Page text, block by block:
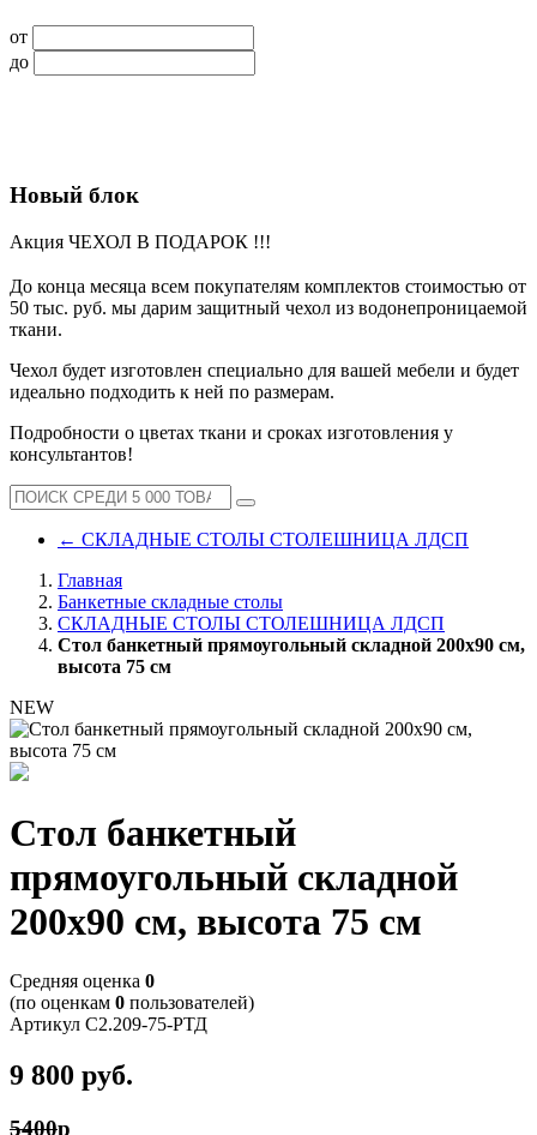
от
до
Новый блок
Акция ЧЕХОЛ В ПОДАРОК !!!
До конца месяца всем покупателям комплектов стоимостью от
50 тыс. руб. мы дарим защитный чехол из водонепроницаемой
ткани.
Чехол будет изготовлен специально для вашей мебели и будет
идеально подходить к ней по размерам.
Подробности о цветах ткани и сроках изготовления у
консультантов!
← СКЛАДНЫЕ СТОЛЫ СТОЛЕШНИЦА ЛДСП
Главная
Банкетные складные столы
СКЛАДНЫЕ СТОЛЫ СТОЛЕШНИЦА ЛДСП
Стол банкетный прямоугольный складной 200х90 см,
высота 75 см
NEW
Стол банкетный
прямоугольный складной
200х90 см, высота 75 см
Cредняя оценка 0
(по оценкам 0 пользователей)
Артикул С2.209-75-РТД
9 800 руб.
5400p